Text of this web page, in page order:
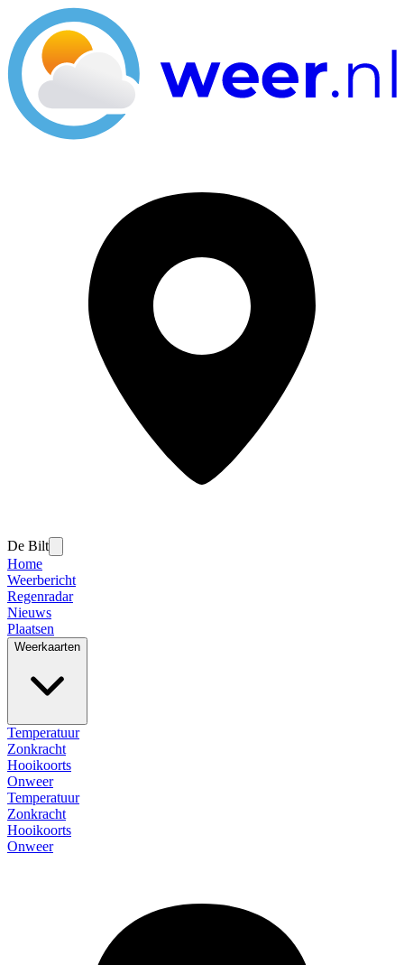
De Bilt
Home
Weerbericht
Regenradar
Nieuws
Plaatsen
Weerkaarten
Temperatuur
Zonkracht
Hooikoorts
Onweer
Temperatuur
Zonkracht
Hooikoorts
Onweer